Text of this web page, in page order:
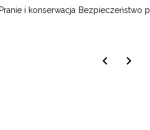
Pranie i konserwacja Bezpieczeństwo